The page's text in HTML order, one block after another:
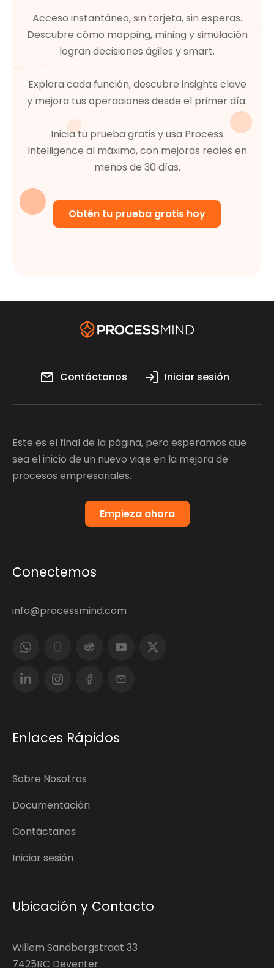
Acceso instantáneo, sin tarjeta, sin esperas.
Descubre cómo mapping, mining y simulación
logran decisiones ágiles y smart.
Explora cada función, descubre insights clave
y mejora tus operaciones desde el primer día.
Inicia tu prueba gratis y usa Process
Intelligence al máximo, con mejoras reales en
menos de 30 días.
Obtén tu prueba gratis hoy
Contáctanos Iniciar sesión
Este es el final de la página, pero esperamos que
sea el inicio de un nuevo viaje en la mejora de
procesos empresariales.
Empieza ahora
Conectemos
info@processmind.com
Enlaces Rápidos
Sobre Nosotros
Documentación
Contáctanos
Iniciar sesión
Ubicación y Contacto
Willem Sandbergstraat 33
7425RC Deventer